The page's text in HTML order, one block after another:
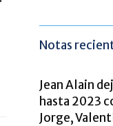
Notas
Jean Alain
hasta 2023
Jorge,